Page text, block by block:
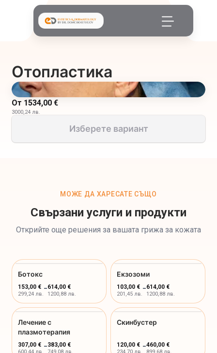
Отопластика
От 1534,00 €
3000,24 лв.
Изберете вариант
МОЖЕ ДА ХАРЕСАТЕ СЪЩО
Свързани услуги и продукти
Открийте още решения за вашата грижа за кожата
Ботокс
153,00 €
299,24 лв.
-614,00 €
1200,88 лв.
Екзозоми
103,00 €
201,45 лв.
-614,00 €
1200,88 лв.
Лечение с
плазмотерапия
307,00 € -383,00 €
Скинбустер
120,00 € -460,00 €